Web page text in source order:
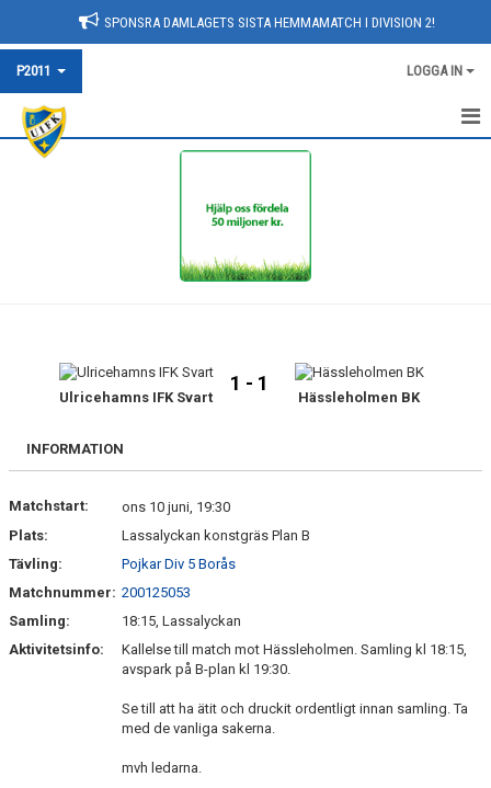
SPONSRA DAMLAGETS SISTA HEMMAMATCH I DIVISION 2!
P2011 LOGGA IN
HEM
KALENDER
MATCHER
Ulricehamns IFK Svart
1 - 1
Hässleholmen BK
INFORMATION
Matchstart:
ons 10 juni, 19:30
Plats:
Lassalyckan konstgräs Plan B
Tävling:
Pojkar Div 5 Borås
Matchnummer: 200125053
Samling:
18:15, Lassalyckan
Aktivitetsinfo:
Kallelse till match mot Hässleholmen. Samling kl 18:15,
avspark på B-plan kl 19:30.
Se till att ha ätit och druckit ordentligt innan samling. Ta
med de vanliga sakerna.
mvh ledarna.